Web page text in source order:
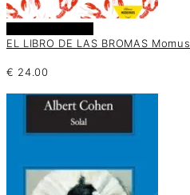
EL LIBRO DE LAS BROMAS Momus
€ 24.00